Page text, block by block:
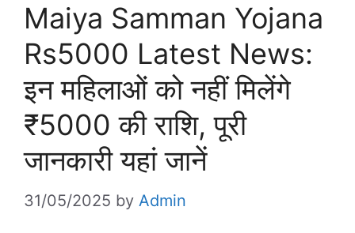
Maiya Samman Yojana
Rs5000 Latest News:
इन महिलाओं को नहीं मिलेंगे
₹5000 की राशि, पूरी
जानकारी यहां जानें
31/05/2025 by Admin